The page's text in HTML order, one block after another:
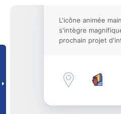
L'icône animée
s'intègre
prochain projet